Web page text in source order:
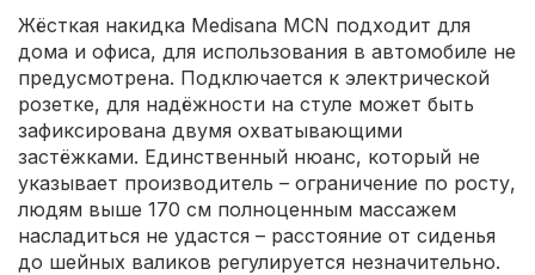
Жёсткая накидка Medisana MCN подходит для
дома и офиса, для использования в автомобиле не
предусмотрена. Подключается к электрической
розетке, для надёжности на стуле может быть
зафиксирована двумя охватывающими
застёжками. Единственный нюанс, который не
указывает производитель – ограничение по росту,
людям выше 170 см полноценным массажем
насладиться не удастся – расстояние от сиденья
до шейных валиков регулируется незначительно.